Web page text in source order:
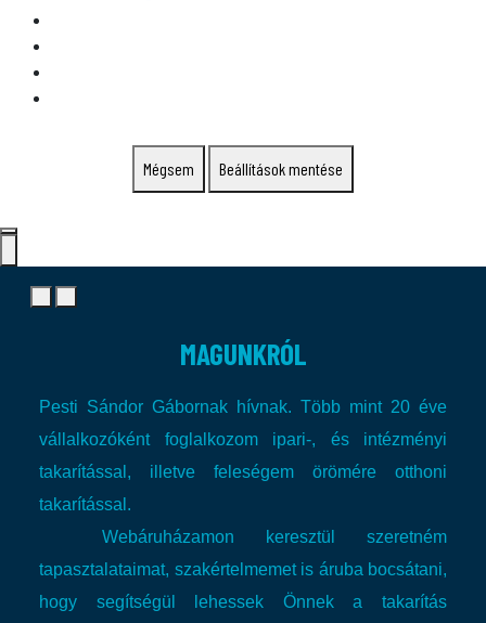
Mégsem Beállítások mentése
MAGUNKRÓL
Pesti Sándor Gábornak hívnak. Több mint 20 éve
vállalkozóként foglalkozom ipari-, és intézményi
takarítással, illetve feleségem örömére otthoni
takarítással.
Webáruházamon keresztül szeretném
tapasztalataimat, szakértelmemet is áruba bocsátani,
hogy segítségül lehessek Önnek a takarítás